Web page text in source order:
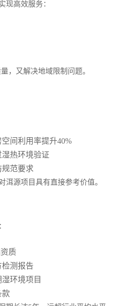
现高效服务：
，又解决地域限制问题。
间利用率提升40%
热环境验证
规范要求
洱源项目具有直接参考价值。
质
测报告
环境项目
款